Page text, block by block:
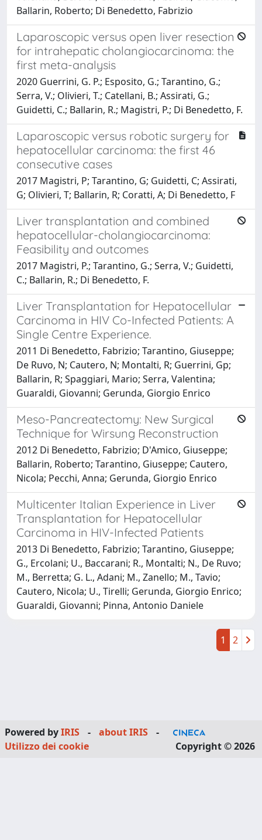
Ballarin, Roberto; Di Benedetto, Fabrizio
Laparoscopic versus open liver resection
for intrahepatic cholangiocarcinoma: the
first meta-analysis
2020 Guerrini, G. P.; Esposito, G.; Tarantino, G.;
Serra, V.; Olivieri, T.; Catellani, B.; Assirati, G.;
Guidetti, C.; Ballarin, R.; Magistri, P.; Di Benedetto, F.
Laparoscopic versus robotic surgery for
hepatocellular carcinoma: the first 46
consecutive cases
2017 Magistri, P; Tarantino, G; Guidetti, C; Assirati,
G; Olivieri, T; Ballarin, R; Coratti, A; Di Benedetto, F
Liver transplantation and combined
hepatocellular-cholangiocarcinoma:
Feasibility and outcomes
2017 Magistri, P.; Tarantino, G.; Serra, V.; Guidetti,
C.; Ballarin, R.; Di Benedetto, F.
Liver Transplantation for Hepatocellular
Carcinoma in HIV Co-Infected Patients: A
Single Centre Experience.
2011 Di Benedetto, Fabrizio; Tarantino, Giuseppe;
De Ruvo, N; Cautero, N; Montalti, R; Guerrini, Gp;
Ballarin, R; Spaggiari, Mario; Serra, Valentina;
Guaraldi, Giovanni; Gerunda, Giorgio Enrico
Meso-Pancreatectomy: New Surgical
Technique for Wirsung Reconstruction
2012 Di Benedetto, Fabrizio; D'Amico, Giuseppe;
Ballarin, Roberto; Tarantino, Giuseppe; Cautero,
Nicola; Pecchi, Anna; Gerunda, Giorgio Enrico
Multicenter Italian Experience in Liver
Transplantation for Hepatocellular
Carcinoma in HIV-Infected Patients
2013 Di Benedetto, Fabrizio; Tarantino, Giuseppe;
G., Ercolani; U., Baccarani; R., Montalti; N., De Ruvo;
M., Berretta; G. L., Adani; M., Zanello; M., Tavio;
Cautero, Nicola; U., Tirelli; Gerunda, Giorgio Enrico;
Guaraldi, Giovanni; Pinna, Antonio Daniele
1 2
Powered byIRIS - about IRIS
-
Utilizzo dei cookie
Copyright © 2026